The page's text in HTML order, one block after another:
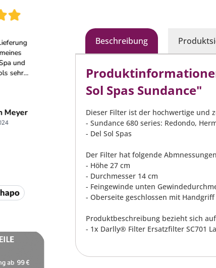
Beschreibung
Sol Spas Sundance"
Dieser Filter ist der hochwertige und
- Sundance 680 series: Redondo,
- Del Sol Spas
Der Filter hat folgende
- Höhe 27 cm
- Durchmesser 14 cm
- Feingewinde unten
- Oberseite geschlossen mit Handgriff
Produktbeschreibung bezieht sich
- 1x Darlly® Filter Ersatzfilter SC701